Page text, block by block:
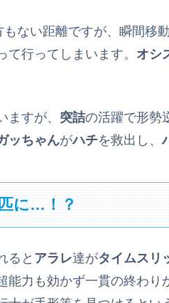
ない距離ですが、瞬間移
て行ってしまいます。 オシ
ますが、 突詰の活躍で形勢
ッちゃんがハチを救出し、
に…！？
ると アラレ達がタイムスリ
能力も効かず一貫の終わり